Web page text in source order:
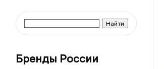
Бренды России